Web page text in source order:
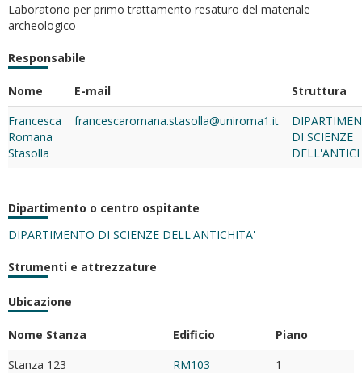
Laboratorio per primo trattamento resaturo del materiale
archeologico
Responsabile
Nome E-mail
Struttura
Francesca
Romana
Stasolla
francescaromana.stasolla@uniroma1.it
DI SCIENZE
Dipartimento o centro ospitante
DIPARTIMENTO DI SCIENZE DELL'ANTICHITA'
Strumenti e attrezzature
Ubicazione
Nome Stanza Edificio
Piano
Stanza 123
RM103 1